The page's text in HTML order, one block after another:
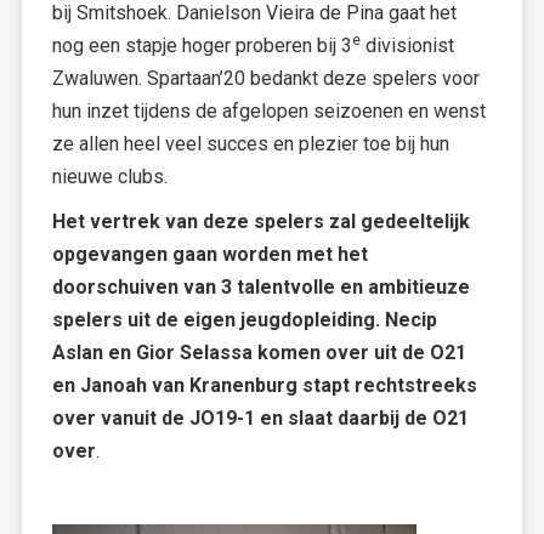
bij Smitshoek. Danielson Vieira de Pina gaat het
nog een stapje hoger proberen bij 3 e divisionist
Zwaluwen. Spartaan’20 bedankt deze spelers voor
hun inzet tijdens de afgelopen seizoenen en wenst
ze allen heel veel succes en plezier toe bij hun
nieuwe clubs.
Het vertrek van deze spelers zal gedeeltelijk
opgevangen gaan worden met het
doorschuiven van 3 talentvolle en ambitieuze
spelers uit de eigen jeugdopleiding. Necip
Aslan en Gior Selassa komen over uit de O21
en Janoah van Kranenburg stapt rechtstreeks
over vanuit de JO19-1 en slaat daarbij de O21
over.